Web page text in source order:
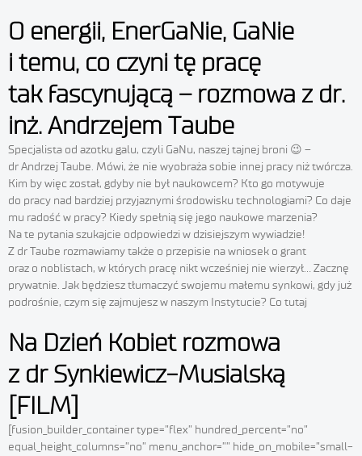
O energii, EnerGaNie, GaNie
i temu, co czyni tę pracę
tak fascynującą – rozmowa z dr.
inż. Andrzejem Taube
Specjalista od azotku galu, czyli GaNu, naszej tajnej broni 😉 –
dr Andrzej Taube. Mówi, że nie wyobraża sobie innej pracy niż twórcza.
Kim by więc został, gdyby nie był naukowcem? Kto go motywuje
do pracy nad bardziej przyjaznymi środowisku technologiami? Co daje
mu radość w pracy? Kiedy spełnią się jego naukowe marzenia?
Na te pytania szukajcie odpowiedzi w dzisiejszym wywiadzie!
Z dr Taube rozmawiamy także o przepisie na wniosek o grant
oraz o noblistach, w których pracę nikt wcześniej nie wierzył… Zacznę
prywatnie. Jak będziesz tłumaczyć swojemu małemu synkowi, gdy już
podrośnie, czym się zajmujesz w naszym Instytucie? Co tutaj
Na Dzień Kobiet rozmowa
z dr Synkiewicz-Musialską
[FILM]
[fusion_builder_container type=”flex” hundred_percent=”no”
equal_height_columns=”no” menu_anchor=”” hide_on_mobile=”small-